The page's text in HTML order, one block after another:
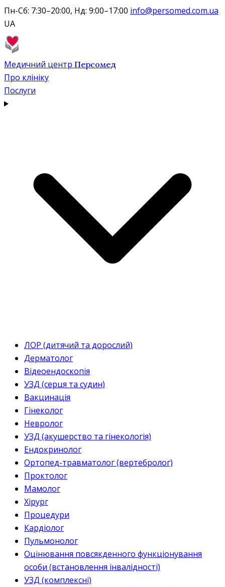
Пн-Сб: 7:30–20:00, Нд: 9:00–17:00 info@persomed.com.ua
UA
Медичний центр Персомед
Про клініку
Послуги
ЛОР (дитячий та дорослий)
Дерматолог
Відеоендоскопія
УЗД (серця та судин)
Вакцинація
Гінеколог
Невролог
УЗД (акушерство та гінекологія)
Ендокринолог
Ортопед-травматолог (вертебролог)
Проктолог
Мамолог
Хірург
Процедури
Кардіолог
Пульмонолог
Оцінювання повсякденного функціонування
особи (встановлення інвалідності)
УЗД (комплексні)